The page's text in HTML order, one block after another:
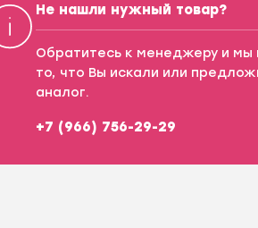
Не нашли нужный товар?
Обратитесь к менеджеру и мы
то, что Вы искали или
аналог.
+7 (966) 756-29-29